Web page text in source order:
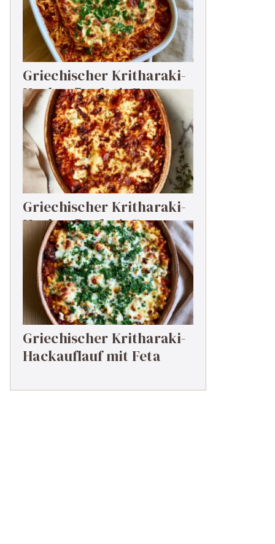
Griechischer Kritharaki-
Hackauflauf mit Feta
Griechischer Kritharaki-
Hackauflauf mit Feta
Griechischer Kritharaki-
Hackauflauf mit Feta